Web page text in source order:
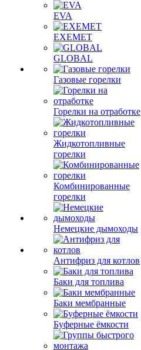
EVA
EXEMET
GLOBAL
Газовые горелки
Горелки на отработке
Жидкотопливные
горелки
Комбинированные
горелки
Немецкие дымоходы
Антифриз для котлов
Баки для топлива
Баки мембранные
Буферные ёмкости